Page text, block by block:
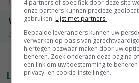
Volle melkpoeder
Zuivel NL
MEER MARKTPRIJZEN
LAATSTE NIEUWS
4 partners of specifiek door deze site
onze partners kunnen precieze
gebruiken. Lijst met partners.
Bepaalde leveranciers kunnen uw
verwerken op basis van
hiertegen bezwaar maken door uw
beheren. Zoek onderaan deze pagina
een link om uw toestemming te
privacy- en cookie-instellingen.